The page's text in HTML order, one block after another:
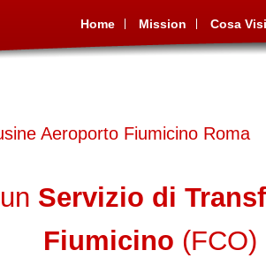
Home Mission Cosa
Aeroporto Fiumicino Roma
Servizio di
Fiumicino